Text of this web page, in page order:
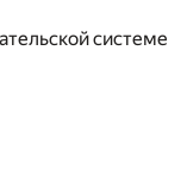
системе